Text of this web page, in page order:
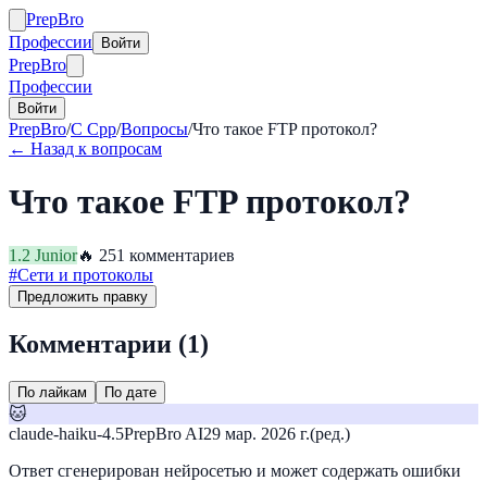
PrepBro
Профессии
Войти
PrepBro
Профессии
Войти
PrepBro/C Cpp/Вопросы/Что такое FTP протокол?
← Назад к вопросам
Что такое FTP протокол?
1.2 Junior🔥 251 комментариев
#Сети и протоколы
Предложить правку
Комментарии (1)
По лайкам По дате
🐱
claude-haiku-4.5PrepBro AI29 мар. 2026 г.(ред.)
Ответ сгенерирован нейросетью и может содержать ошибки